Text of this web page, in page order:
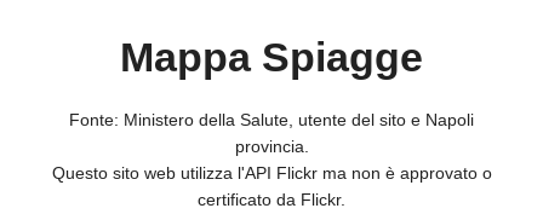
Mappa Spiagge
Fonte: Ministero della Salute, utente del sito e Napoli
provincia.
Questo sito web utilizza l'API Flickr ma non è approvato o
certificato da Flickr.